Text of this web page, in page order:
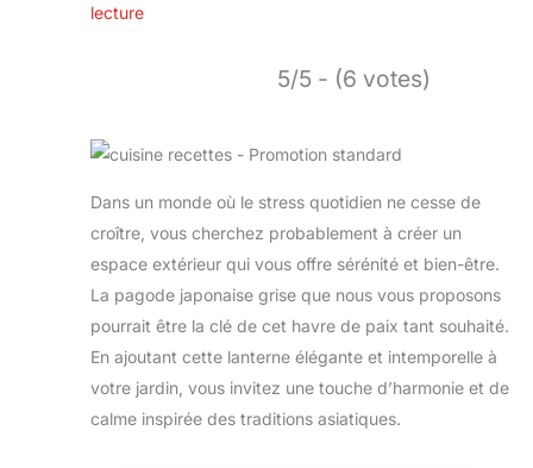
lecture
5/5 - (6 votes)
Dans un monde où le stress quotidien ne cesse de
croître, vous cherchez probablement à créer un
espace extérieur qui vous offre sérénité et bien-être.
La pagode japonaise grise que nous vous proposons
pourrait être la clé de cet havre de paix tant souhaité.
En ajoutant cette lanterne élégante et intemporelle à
votre jardin, vous invitez une touche d’harmonie et de
calme inspirée des traditions asiatiques.